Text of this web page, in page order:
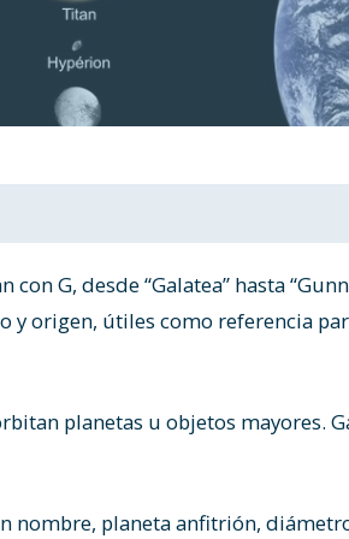
G, desde “Galatea” hasta
y origen, útiles como referencia
planetas u objetos mayores.
nombre, planeta anfitrión,